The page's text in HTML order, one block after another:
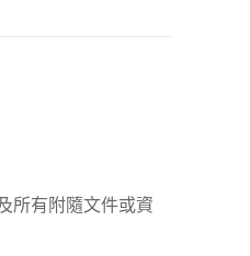
所有附隨文件或資